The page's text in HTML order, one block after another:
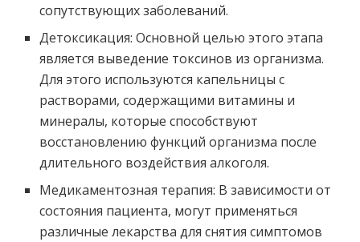
сопутствующих заболеваний.
Детоксикация: Основной целью этого этапа
является выведение токсинов из организма.
Для этого используются капельницы с
растворами, содержащими витамины и
минералы, которые способствуют
восстановлению функций организма после
длительного воздействия алкоголя.
Медикаментозная терапия: В зависимости от
состояния пациента, могут применяться
различные лекарства для снятия симптомов